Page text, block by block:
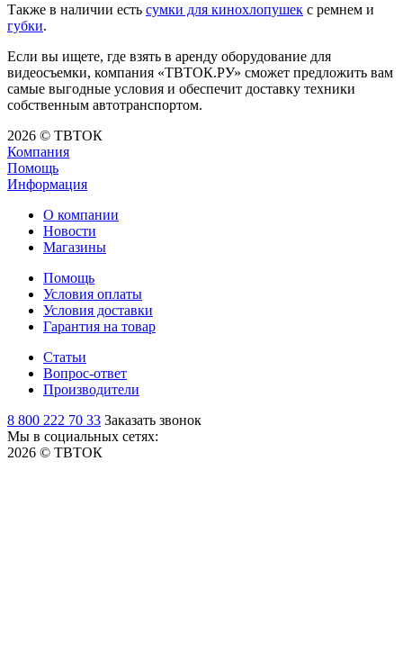
Также в наличии есть сумки для кинохлопушек с ремнем и
губки.
Если вы ищете, где взять в аренду оборудование для
видеосъемки, компания «ТВТОК.РУ» сможет предложить вам
самые выгодные условия и обеспечит доставку техники
собственным автотранспортом.
2026 © ТВТОК
Компания
Помощь
Информация
О компании
Новости
Магазины
Помощь
Условия оплаты
Условия доставки
Гарантия на товар
Статьи
Вопрос-ответ
Производители
8 800 222 70 33 Заказать звонок
Мы в социальных сетях:
2026 © ТВТОК